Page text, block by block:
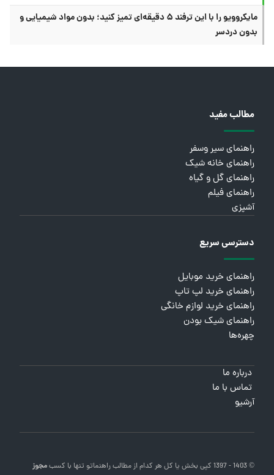
مایکروویو را با این ترفند ۵ دقیقه‌ای تمیز کنید؛ بدون مواد شیمیایی و
بدون دردسر
مطالب مفید
راهنمای سیر وسفر
راهنمای خانه شیک
راهنمای گل و گیاه
راهنمای فیلم
آشپزی
دسترسی سریع
راهنمای خرید موبایل
راهنمای خرید لپ تاپ
راهنمای خرید لوازم خانگی
راهنمای شیک بودن
چهره‌ها
درباره ما
تماس با ما
آرشیو
© 1403 - 1397 کپی بخش یا کل هر کدام از مطالب راهنماتو تنها با کسبمجوز